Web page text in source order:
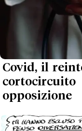
Covid, il
opposizione